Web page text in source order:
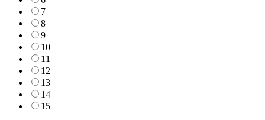
7
8
9
10
11
12
13
14
15